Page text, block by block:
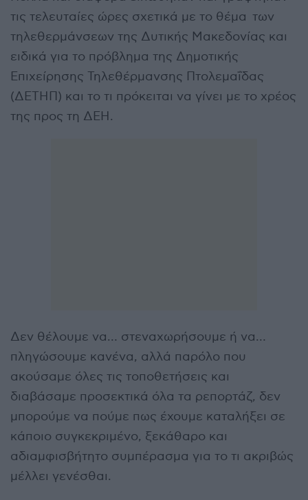
τις τελευταίες ώρες σχετικά με το θέμα των
τηλεθερμάνσεων της Δυτικής Μακεδονίας και
ειδικά για το πρόβλημα της Δημοτικής
Επιχείρησης Τηλεθέρμανσης Πτολεμαΐδας
(ΔΕΤΗΠ) και το τι πρόκειται να γίνει με το χρέος
της προς τη ΔΕΗ.
Δεν θέλουμε να… στεναχωρήσουμε ή να…
πληγώσουμε κανένα, αλλά παρόλο που
ακούσαμε όλες τις τοποθετήσεις και
διαβάσαμε προσεκτικά όλα τα ρεπορτάζ, δεν
μπορούμε να πούμε πως έχουμε καταλήξει σε
κάποιο συγκεκριμένο, ξεκάθαρο και
αδιαμφισβήτητο συμπέρασμα για το τι ακριβώς
μέλλει γενέσθαι.